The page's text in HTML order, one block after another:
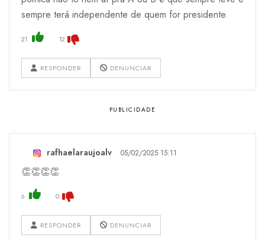
sempre terá independente de quem for presidente.
21 12
RESPONDER DENUNCIAR
rafhaelaraujoalv 05/02/2025 15:11
👏👏👏👏
6 0
RESPONDER DENUNCIAR